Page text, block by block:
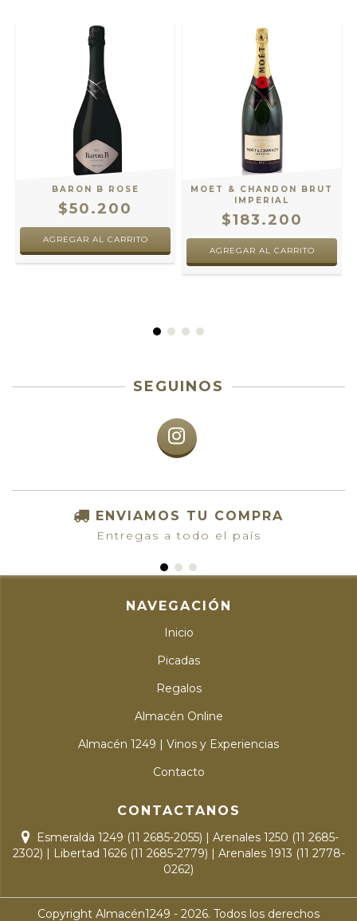
BARON B ROSE
$50.200
MOET & CHANDON BRUT
IMPERIAL
$183.200
SEGUINOS
ENVIAMOS TU COMPRA
Entregas a todo el país
NAVEGACIÓN
Inicio
Picadas
Regalos
Almacén Online
Almacén 1249 | Vinos y Experiencias
Contacto
CONTACTANOS
Esmeralda 1249 (11 2685-2055) | Arenales 1250 (11 2685-
2302) | Libertad 1626 (11 2685-2779) | Arenales 1913 (11 2778-
0262)
Copyright Almacén1249 - 2026. Todos los derechos